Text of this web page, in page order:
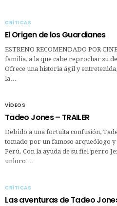
CRÍTICAS
El Origen de los Guardianes
ESTRENO RECOMENDADO POR
familia, a la que cabe reprochar su
Ofrece una historia ágil y
la…
VÍDEOS
Tadeo Jones – TRAILER
Debido a una fortuita confusión,
tomado por un famoso arqueólogo y
Perú. Con la ayuda de su fiel perro
unloro …
CRÍTICAS
Las aventuras de Tadeo